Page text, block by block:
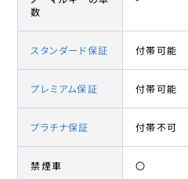
数
スタンダード保証 付帯可能
プレミアム保証 付帯可能
プラチナ保証 付帯不可
禁煙車 〇